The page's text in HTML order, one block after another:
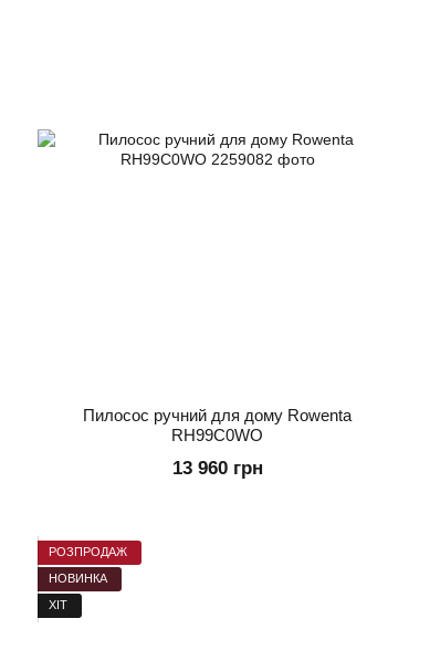
Пилосос ручний для дому Rowenta
RH99C0WO
13 960 грн
РОЗПРОДАЖ
НОВИНКА
ХІТ